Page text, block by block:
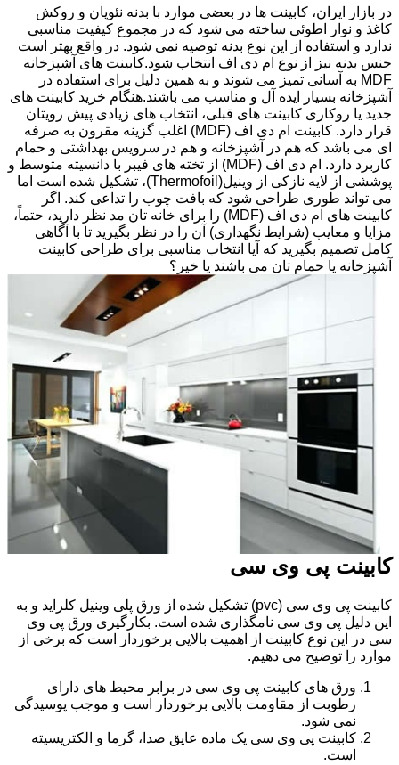
در بازار ایران، کابینت ها در بعضی موارد با بدنه نئوپان و روکش
کاغذ و نوار اطوئی ساخته می شود که در مجموع کیفیت مناسبی
ندارد و استفاده از این نوع بدنه توصیه نمی شود. در واقع بهتر است
جنس بدنه نیز از نوع ام دی اف انتخاب شود.کابینت های آشپزخانه
MDF به آسانی تمیز می شوند و به همین دلیل برای استفاده در
آشپزخانه بسیار ایده آل و مناسب می باشند.هنگام خرید کابینت های
جدید یا روکاری کابینت های قبلی، انتخاب های زیادی پیش رویتان
قرار دارد. کابینت ام دی اف (MDF) اغلب گزینه مقرون به صرفه
ای می باشد که هم در آشپزخانه و هم در سرویس بهداشتی و حمام
کاربرد دارد. ام دی اف (MDF) از تخته های فیبر با دانسیته متوسط و
پوششی از لایه نازکی از وینیل(Thermofoil)، تشکیل شده است اما
می تواند طوری طراحی شود که بافت چوب را تداعی کند. اگر
کابینت های ام دی اف (MDF) را برای خانه تان مد نظر دارید، حتماً،
مزایا و معایب (شرایط نگهداری) آن را در نظر بگیرید تا با آگاهی
کامل تصمیم بگیرید که آیا انتخاب مناسبی برای طراحی کابینت
آشپزخانه یا حمام تان می باشند یا خیر؟
کابینت پی وی سی
کابینت پی وی سی (pvc) تشکیل شده از ورق پلی وینیل کلراید و به
این دلیل پی وی سی نامگذاری شده است. بکارگیری ورق پی وی
سی در این نوع کابینت از اهمیت بالایی برخوردار است که برخی از
موارد را توضیح می دهیم.
ورق های کابینت پی وی سی در برابر محیط های دارای
رطوبت از مقاومت بالایی برخوردار است و موجب پوسیدگی
نمی شود.
کابینت پی وی سی یک ماده عایق صدا، گرما و الکتریسیته
است.